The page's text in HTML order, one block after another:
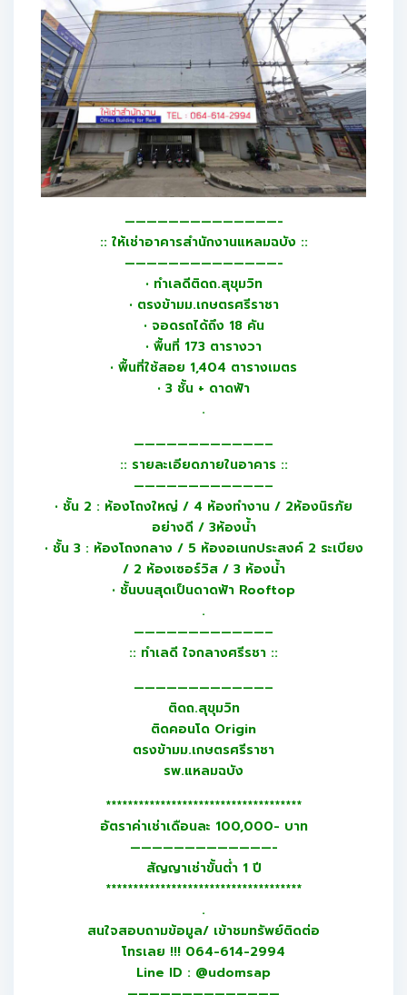
——————————————-
:: ให้เช่าอาคารสำนักงานแหลมฉบัง ::
——————————————-
• ทำเลดีติดถ.สุขุมวิท
• ตรงข้ามม.เกษตรศรีราชา
• จอดรถได้ถึง 18 คัน
• พื้นที่ 173 ตารางวา
• พื้นที่ใช้สอย 1,404 ตารางเมตร
• 3 ชั้น + ดาดฟ้า
.
————————————–
:: รายละเอียดภายในอาคาร ::
————————————–
• ชั้น 2 : ห้องโถงใหญ่ / 4 ห้องทำงาน / 2ห้องนิรภัย
อย่างดี / 3ห้องน้ำ
• ชั้น 3 : ห้องโถงกลาง / 5 ห้องอเนกประสงค์ 2 ระเบียง
/ 2 ห้องเซอร์วิส / 3 ห้องน้ำ
• ชั้นบนสุดเป็นดาดฟ้า Rooftop
.
————————————–
:: ทำเลดี ใจกลางศรีรชา ::
————————————–
ติดถ.สุขุมวิท
ติดคอนโด Origin
ตรงข้ามม.เกษตรศรีราชา
รพ.แหลมฉบัง
************************************
อัตราค่าเช่าเดือนละ 100,000- บาท
—————————————-
สัญญาเช่าขั้นต่ำ 1 ปี
************************************
.
สนใจสอบถามข้อมูล/ เข้าชมทรัพย์ติดต่อ
โทรเลย !!! 064-614-2994
Line ID : @udomsap